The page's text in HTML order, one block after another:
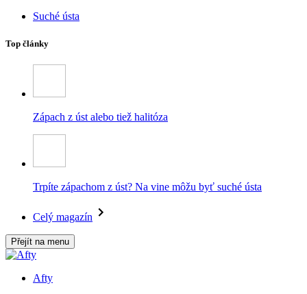
Suché ústa
Top články
Zápach z úst alebo tiež halitóza
Trpíte zápachom z úst? Na vine môžu byť suché ústa
Celý magazín
Přejít na menu
Afty